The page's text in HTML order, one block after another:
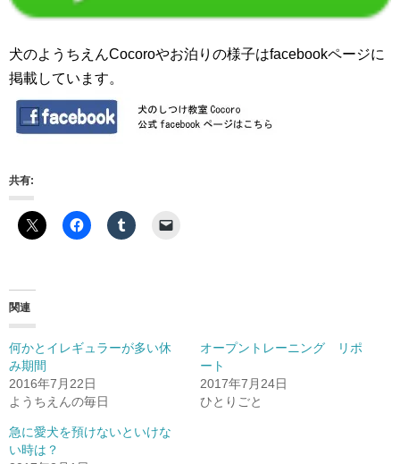
犬のようちえんCocoroやお泊りの様子はfacebookページに
掲載しています。
共有:
関連
何かとイレギュラーが多い休
み期間
2016年7月22日
ようちえんの毎日
オープントレーニング リポ
ート
2017年7月24日
ひとりごと
急に愛犬を預けないといけな
い時は？